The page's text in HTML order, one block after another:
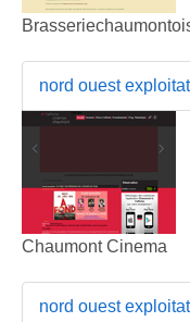
nord ouest
Chaumont Cinema
nord ouest